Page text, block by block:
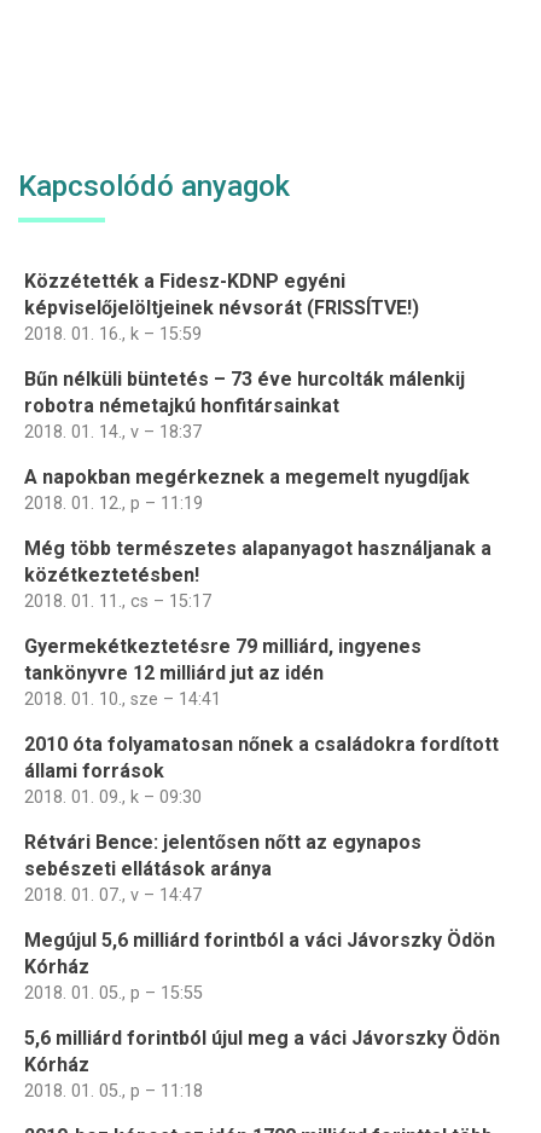
Kapcsolódó anyagok
Közzétették a Fidesz-KDNP egyéni
képviselőjelöltjeinek névsorát (FRISSÍTVE!)
2018. 01. 16., k – 15:59
Bűn nélküli büntetés – 73 éve hurcolták málenkij
robotra németajkú honfitársainkat
2018. 01. 14., v – 18:37
A napokban megérkeznek a megemelt nyugdíjak
2018. 01. 12., p – 11:19
Még több természetes alapanyagot használjanak a
közétkeztetésben!
2018. 01. 11., cs – 15:17
Gyermekétkeztetésre 79 milliárd, ingyenes
tankönyvre 12 milliárd jut az idén
2018. 01. 10., sze – 14:41
2010 óta folyamatosan nőnek a családokra fordított
állami források
2018. 01. 09., k – 09:30
Rétvári Bence: jelentősen nőtt az egynapos
sebészeti ellátások aránya
2018. 01. 07., v – 14:47
Megújul 5,6 milliárd forintból a váci Jávorszky Ödön
Kórház
2018. 01. 05., p – 15:55
5,6 milliárd forintból újul meg a váci Jávorszky Ödön
Kórház
2018. 01. 05., p – 11:18